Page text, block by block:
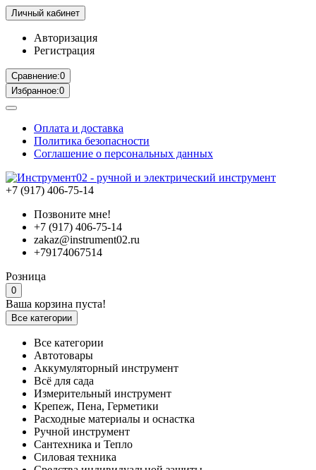
Личный кабинет
Авторизация
Регистрация
Сравнение:0
Избранное:0
Оплата и доставка
Политика безопасности
Соглашение о персональных данных
+7 (917) 406-75-14
Позвоните мне!
+7 (917) 406-75-14
zakaz@instrument02.ru
+79174067514
Розница
0
Ваша корзина пуста!
Все категории
Все категории
Автотовары
Аккумуляторный инструмент
Всё для сада
Измерительный инструмент
Крепеж, Пена, Герметики
Расходные материалы и оснастка
Ручной инструмент
Сантехника и Тепло
Силовая техника